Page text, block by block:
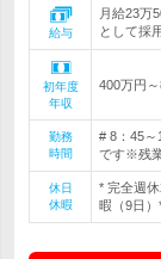
給与
月給23万
として採
初年度
年収
400万円
勤務
時間
# 8：45
です※残
休日
休暇
* 完全週
暇（9日